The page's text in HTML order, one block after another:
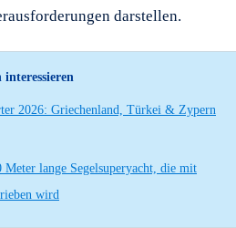
darstellen.
interessieren
2026: Griechenland, Türkei & Zypern
lange Segelsuperyacht, die mit
wird